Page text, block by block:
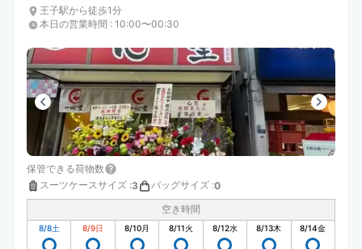
王子駅から徒歩1分
本日の営業時間 : 10:00〜00:30
保管できる荷物数
スーツケースサイズ :3 バッグサイズ :0
空き時間
8/8土 8/9日 8/10月 8/11火 8/12水 8/13木 8/14金